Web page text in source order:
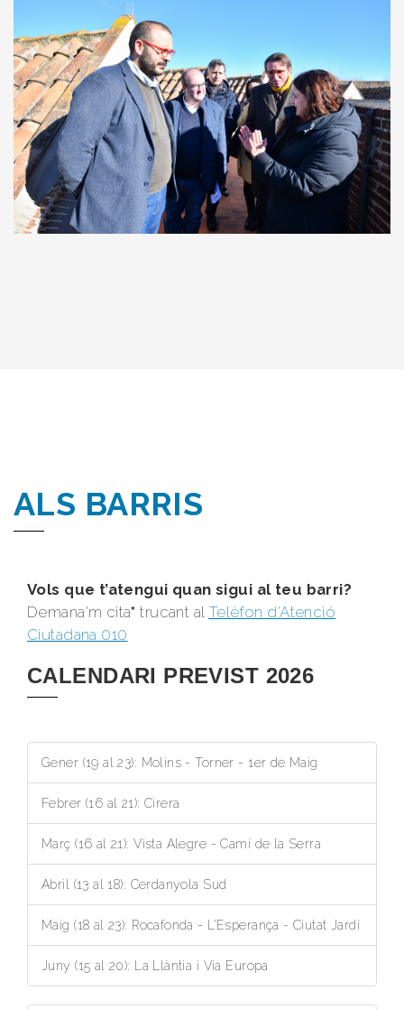
ALS BARRIS
Vols que t’atengui quan sigui al teu barri?
Demana'm cita* trucant al Telèfon d’Atenció
Ciutadana 010
CALENDARI PREVIST 2026
Gener (19 al 23): Molins - Torner - 1er de Maig
Febrer (16 al 21): Cirera
Març (16 al 21): Vista Alegre - Camí de la Serra
Abril (13 al 18): Cerdanyola Sud
Maig (18 al 23): Rocafonda - L’Esperança - Ciutat Jardí
Juny (15 al 20): La Llàntia i Via Europa